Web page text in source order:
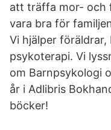
att träffa mor- och
vara bra för
Vi hjälper
psykoterapi. Vi
om Barnpsykologi
år i Adlibris
böcker!